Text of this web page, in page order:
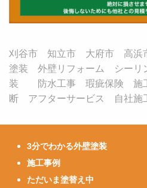
刈谷市 知立市 大府市 高
塗装 外壁リフォーム シー
装 防水工事 瑕疵保険 施
断 アフターサービス 自社施
3分でわかる外壁塗装
施工事例
ただいま塗替え中